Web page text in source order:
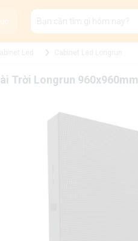
Trời Longrun 960x960mm